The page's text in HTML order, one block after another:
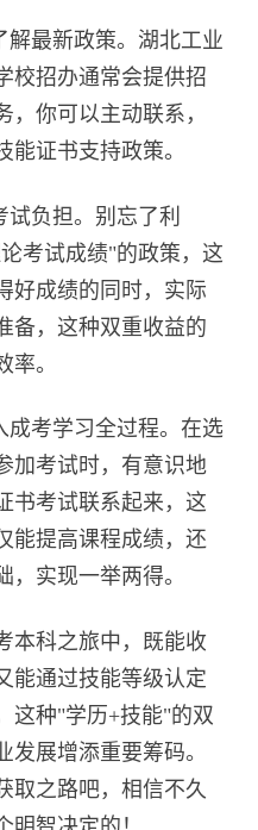
最新政策。湖北工业
校招办通常会提供招
，你可以主动联系，
能证书支持政策。
负担。别忘了利
考试成绩"的政策，这
好成绩的同时，实际
备，这种双重收益的
率。
考学习全过程。在选
加考试时，有意识地
书考试联系起来，这
能提高课程成绩，还
，实现一举两得。
科之旅中，既能收
能通过技能等级认定
这种"学历+技能"的双
发展增添重要筹码。
取之路吧，相信不久